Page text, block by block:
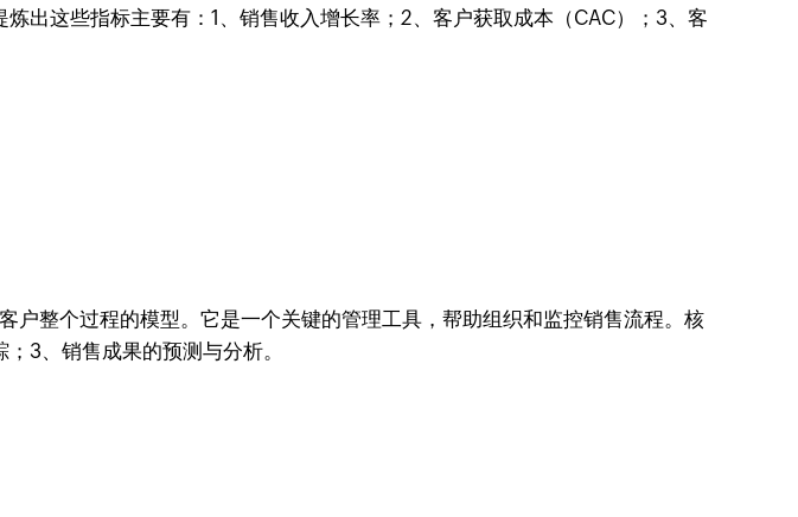
出这些指标主要有：1、销售收入增长率；2、客户获取成本（CAC）；3、客
整个过程的模型。它是一个关键的管理工具，帮助组织和监控销售流程。核
3、销售成果的预测与分析。